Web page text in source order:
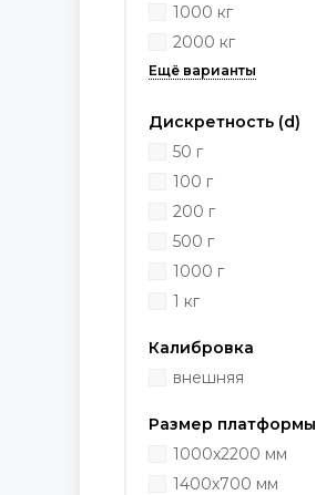
1000 кг
2000 кг
Дискретность (d)
50 г
100 г
200 г
500 г
1000 г
1 кг
Калибровка
внешняя
Размер платформы
1000х2200 мм
1400х700 мм